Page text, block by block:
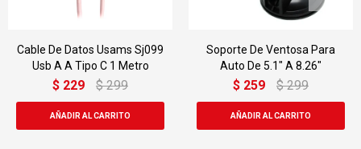
De Datos Usams Sj099
Usb A A Tipo C 1 Metro
229 $ 299
Soporte De Ventosa Para
Auto De 5.1" A 8.26"
259 $ 299